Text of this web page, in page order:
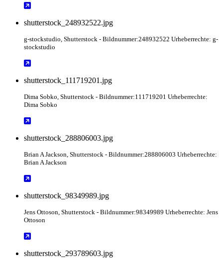
shutterstock_248932522.jpg
g-stockstudio , Shutterstock - Bildnummer:248932522 Urheberrechte: g-
stockstudio
shutterstock_111719201.jpg
Dima Sobko , Shutterstock - Bildnummer:111719201 Urheberrechte:
Dima Sobko
shutterstock_288806003.jpg
Brian A Jackson , Shutterstock - Bildnummer:288806003 Urheberrechte:
Brian A Jackson
shutterstock_98349989.jpg
Jens Ottoson , Shutterstock - Bildnummer:98349989 Urheberrechte: Jens
Ottoson
shutterstock_293789603.jpg